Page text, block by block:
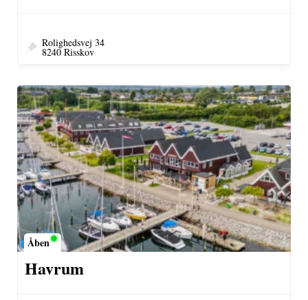
Rolighedsvej 34
8240 Risskov
Åben
Havrum